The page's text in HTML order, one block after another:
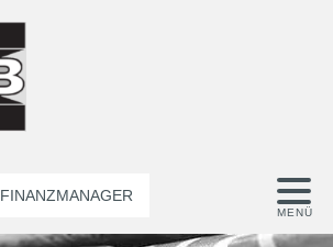
FINANZMANAGER